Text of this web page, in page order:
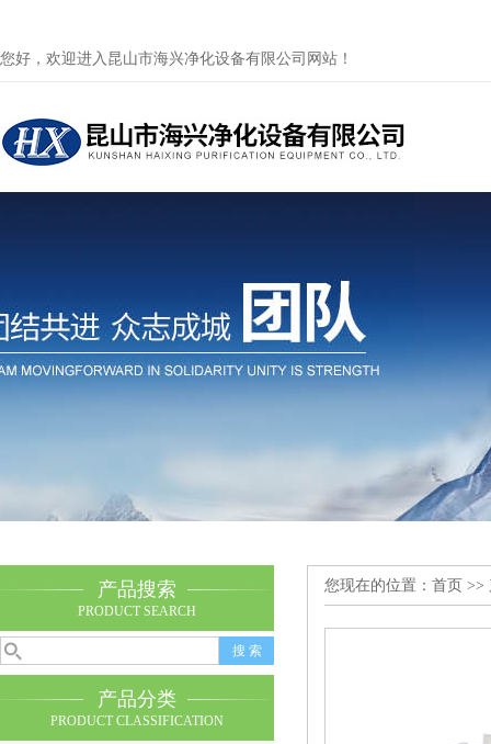
您好，欢迎进入昆山市海兴净化设备有限公司网站！
产品搜索
PRODUCT SEARCH
产品分类
PRODUCT CLASSIFICATION
您现在的位置： 首页 >>